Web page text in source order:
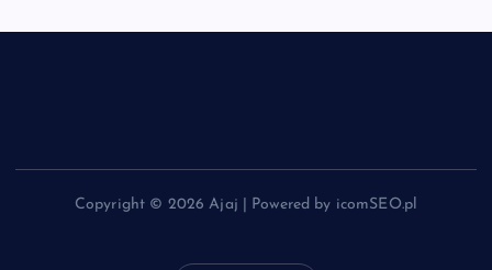
Copyright © 2026 Ajaj | Powered by icomSEO.pl